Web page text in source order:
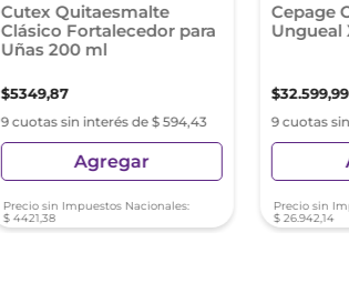
Cutex Quitaesmalte
Clásico Fortalecedor para
Uñas 200 ml
$5349,87
9 cuotas sin interés de $ 594,43
Agregar
Precio sin Impuestos Nacionales:
$ 4421,38
Cepage
Ungueal
$32.599,99
9 cuotas
Precio sin
$ 26.942,14